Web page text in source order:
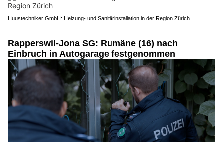
Huustechniker GmbH: Heizung- und Sanitärinstallation in der Region Zürich
Rapperswil-Jona SG: Rumäne (16) nach
Einbruch in Autogarage festgenommen